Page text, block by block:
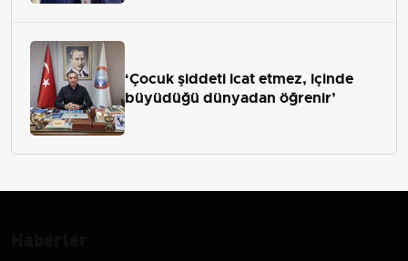
‘Çocuk şiddeti icat etmez, içinde
büyüdüğü dünyadan öğrenir’